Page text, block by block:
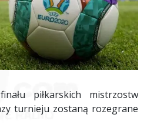
piłkarskich mistrzostw
turnieju zostaną rozegrane